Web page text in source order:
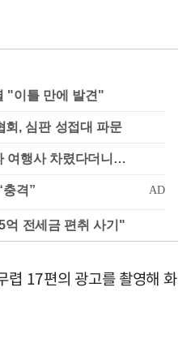
"이틀 만에 발견"
, 심판 성접대 파문
여행사 차렸다더니…
억 전세금 편취 사기"
렵 17편의 광고를 촬영해 화